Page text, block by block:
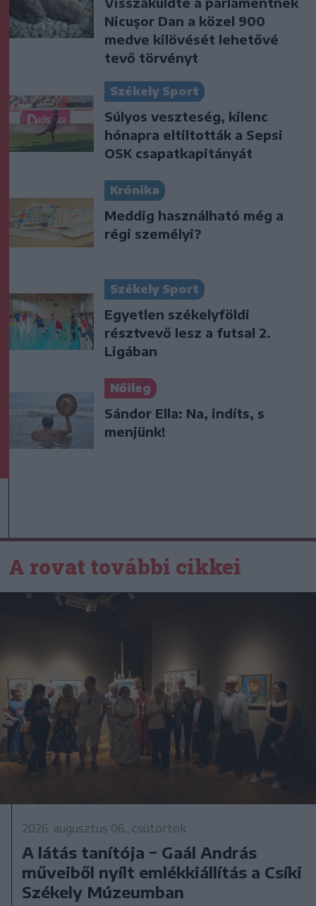
Nicușor Dan a közel 900
medve kilövését lehetővé
tevő törvényt
Székely Sport
Súlyos veszteség, kilenc
hónapra eltiltották a Sepsi
OSK csapatkapitányát
Krónika
Meddig használható még a
régi személyi?
Székely Sport
Egyetlen székelyföldi
résztvevő lesz a futsal 2.
Ligában
Nőileg
Sándor Ella: Na, indíts, s
menjünk!
A rovat további cikkei
2026. augusztus 06., csütörtök
A látás tanítója − Gaál András
műveiből nyílt emlékkiállítás a Csíki
Székely Múzeumban